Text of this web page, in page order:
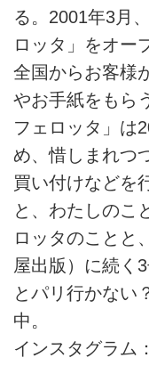
る。2001年3月
ロッタ」をオー
全国からお客様
やお手紙をもら
フェロッタ」は
め、惜しまれつ
買い付けなどを
と、わたしのこ
ロッタのことと
屋出版）に続く
とパリ行かない
中。
インスタグラム：